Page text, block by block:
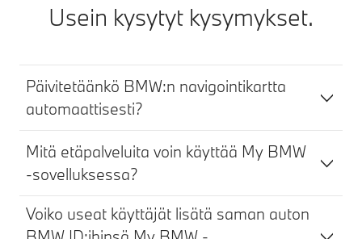
Usein kysytyt kysymykset.
Päivitetäänkö BMW:n navigointikartta
automaattisesti?
Mitä etäpalveluita voin käyttää My BMW
-sovelluksessa?
Voiko useat käyttäjät lisätä saman auton